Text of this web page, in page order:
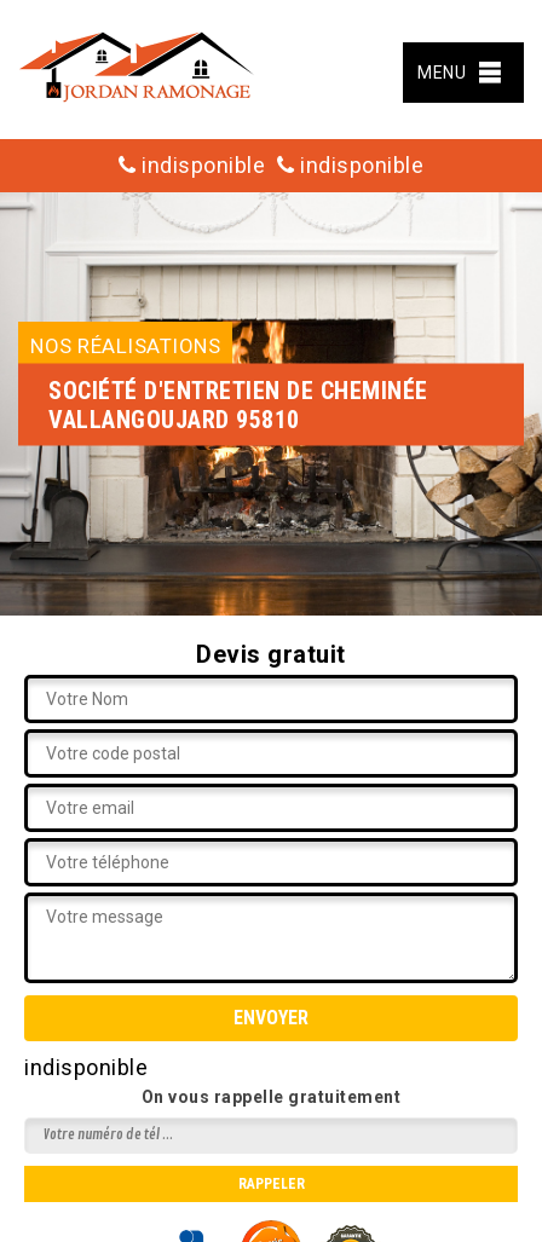
MENU
indisponible indisponible
NOS RÉALISATIONS
SOCIÉTÉ D'ENTRETIEN DE CHEMINÉE
VALLANGOUJARD 95810
Devis gratuit
indisponible
On vous rappelle gratuitement